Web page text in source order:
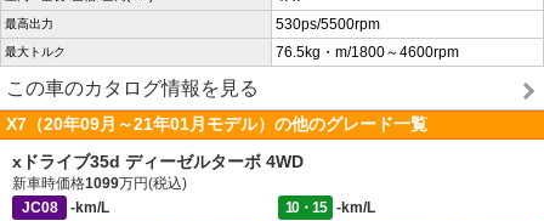
最高出力 530ps/5500rpm
最大トルク 76.5kg・m/1800～4600rpm
この車のカタログ情報を見る
X7（20年09月～21年01月モデル）の他のグレード一覧
xドライブ35d ディーゼルターボ 4WD
新車時価格1099万円(税込)
JC08
-km/L 10・15
-km/L